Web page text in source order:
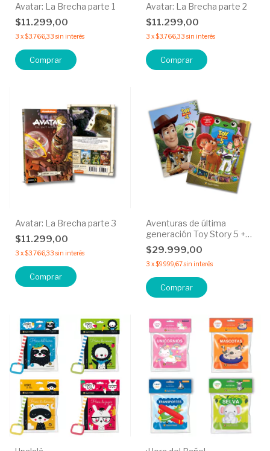
Avatar: La Brecha parte 1
$11.299,00
3 x$3.766,33 sin interés
Avatar: La Brecha parte 2
$11.299,00
3 x$3.766,33 sin interés
Avatar: La Brecha parte 3
$11.299,00
3 x$3.766,33 sin interés
Aventuras de última
generación Toy Story 5 +
¡Hechos Para jugar! Toy
Story 4 - 50% OFF
$29.999,00
3 x$9.999,67sin interés